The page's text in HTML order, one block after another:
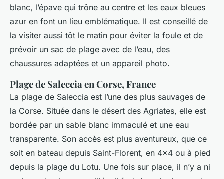
blanc, l’épave qui trône au centre et les eaux bleues
azur en font un lieu emblématique. Il est conseillé de
la visiter aussi tôt le matin pour éviter la foule et de
prévoir un sac de plage avec de l’eau, des
chaussures adaptées et un appareil photo.
Plage de Saleccia en Corse, France
La plage de Saleccia est l’une des plus sauvages de
la Corse. Située dans le désert des Agriates, elle est
bordée par un sable blanc immaculé et une eau
transparente. Son accès est plus aventureux, que ce
soit en bateau depuis Saint-Florent, en 4x4 ou à pied
depuis la plage du Lotu. Une fois sur place, il n’y a ni